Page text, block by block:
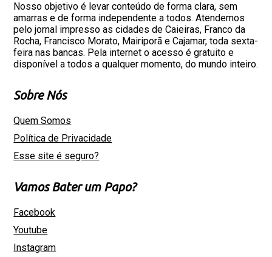
Nosso objetivo é levar conteúdo de forma clara, sem
amarras e de forma independente a todos. Atendemos
pelo jornal impresso as cidades de Caieiras, Franco da
Rocha, Francisco Morato, Mairiporã e Cajamar, toda sexta-
feira nas bancas. Pela internet o acesso é gratuito e
disponível a todos a qualquer momento, do mundo inteiro.
Sobre Nós
Quem Somos
Política de Privacidade
Esse site é seguro?
Vamos Bater um Papo?
Facebook
Youtube
Instagram